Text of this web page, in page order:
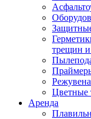
трещин и
Цветные
Аренда